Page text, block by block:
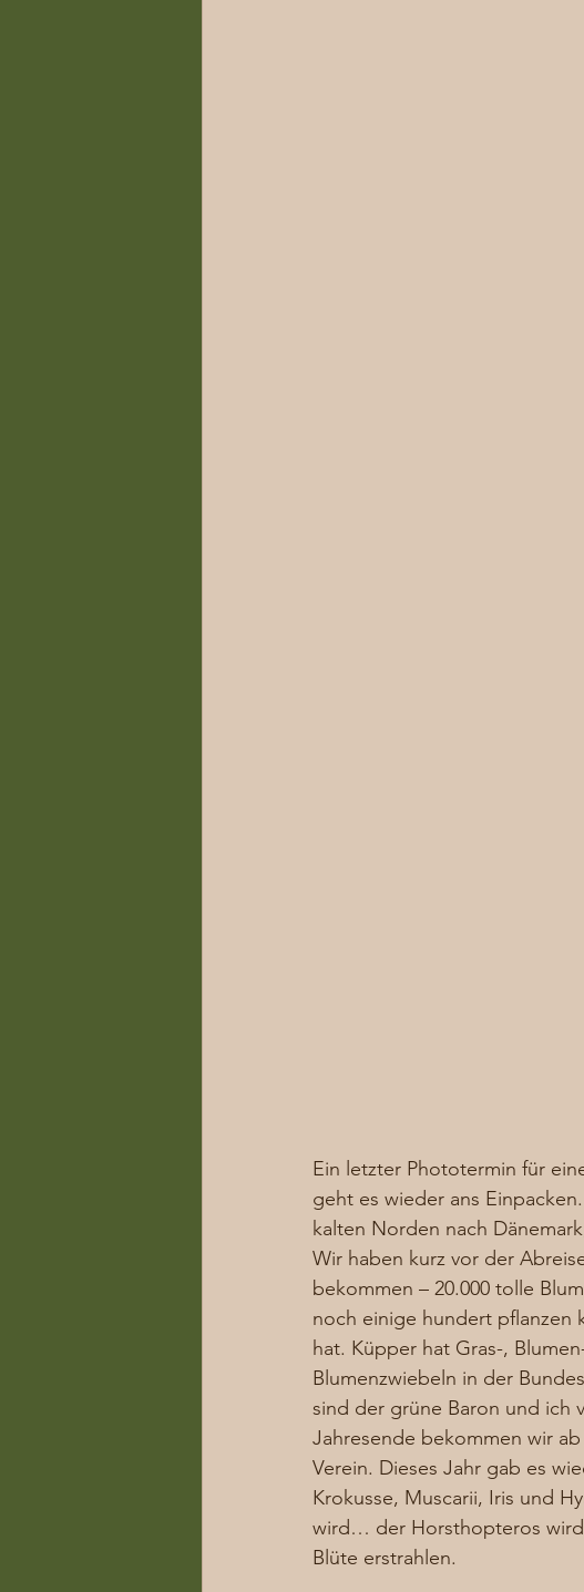
Ein letzter Phototermin für
geht es wieder ans
kalten Norden nach
Wir haben kurz vor der
bekommen – 20.000 tolle
noch einige hundert pflanzen
hat. Küpper hat Gras-,
Blumenzwiebeln in der
sind der grüne Baron und ich
Jahresende bekommen wir
Verein. Dieses Jahr gab es
Krokusse, Muscarii, Iris und
wird… der Horsthopteros
Blüte erstrahlen.